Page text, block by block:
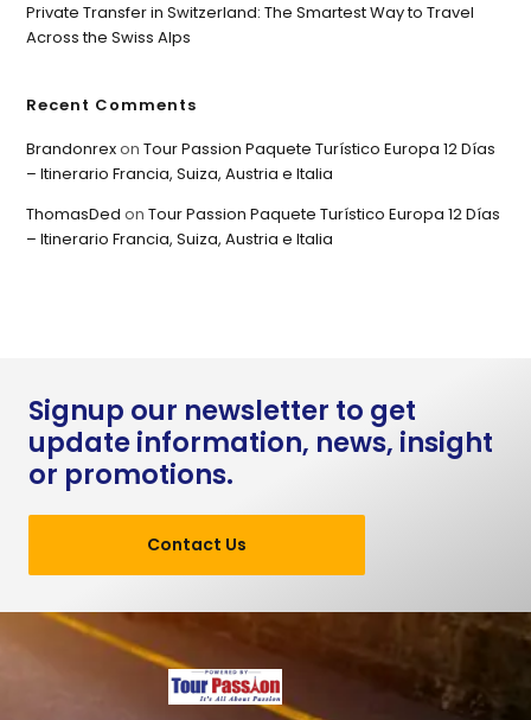
Private Transfer in Switzerland: The Smartest Way to Travel
Across the Swiss Alps
Recent Comments
BrandonrexonTour Passion Paquete Turístico Europa 12 Días
– Itinerario Francia, Suiza, Austria e Italia
ThomasDed onTour Passion Paquete Turístico Europa 12 Días
– Itinerario Francia, Suiza, Austria e Italia
Signup our newsletter to get
update information, news, insight
or promotions.
Contact Us